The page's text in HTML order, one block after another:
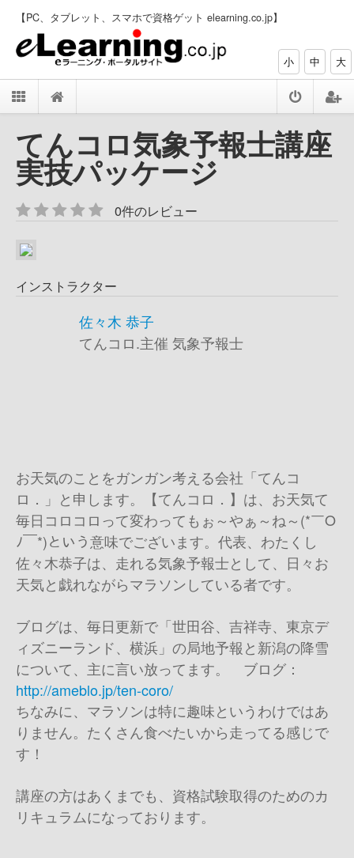
【PC、タブレット、スマホで資格ゲット elearning.co.jp】
小 中 大
てんコロ気象予報士講座
実技パッケージ
0件のレビュー
インストラクター
佐々木 恭子
てんコロ.主催 気象予報士
お天気のことをガンガン考える会社「てんコ
ロ．」と申します。【てんコロ．】は、お天気て
毎日コロコロって変わってもぉ～やぁ～ね～(*￣O
ﾉ￣*)という意味でございます。代表、わたくし
佐々木恭子は、走れる気象予報士として、日々お
天気と戯れながらマラソンしている者です。
ブログは、毎日更新で「世田谷、吉祥寺、東京デ
ィズニーランド、横浜」の局地予報と新潟の降雪
について、主に言い放ってます。 ブログ：
http://ameblo.jp/ten-coro/
ちなみに、マラソンは特に趣味というわけではあ
りません。たくさん食べたいから走ってる感じで
す！
講座の方はあくまでも、資格試験取得のためのカ
リキュラムになっております。